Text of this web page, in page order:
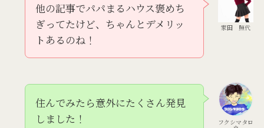
家田 照代
他の記事でパパまるハウス褒めち
ぎってたけど、ちゃんとデメリッ
トあるのね！
フクシマタロ
住んでみたら意外にたくさん発見
しました！